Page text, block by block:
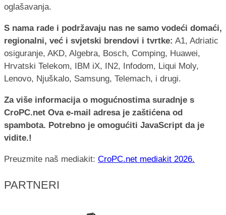
oglašavanja.
S nama rade i podržavaju nas ne samo vodeći domaći,
regionalni, već i svjetski brendovi i tvrtke: A1, Adriatic
osiguranje, AKD, Algebra, Bosch, Comping, Huawei,
Hrvatski Telekom, IBM iX, IN2, Infodom, Liqui Moly,
Lenovo, Njuškalo, Samsung, Telemach, i drugi.
Za više informacija o mogućnostima suradnje s
CroPC.net Ova e-mail adresa je zaštićena od
spambota. Potrebno je omogućiti JavaScript da je
vidite.!
Preuzmite naš mediakit: CroPC.net mediakit 2026.
PARTNERI